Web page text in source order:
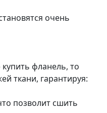
очень
фланель, то
ткани, гарантируя:
позволит сшить